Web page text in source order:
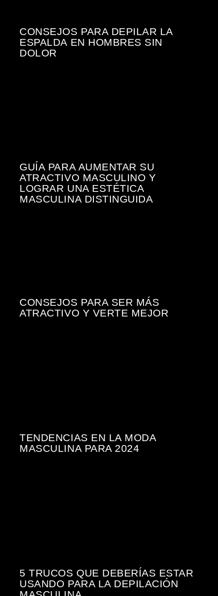
CONSEJOS PARA DEPILAR LA
ESPALDA EN HOMBRES SIN
DOLOR
GUÍA PARA AUMENTAR SU
ATRACTIVO MASCULINO Y
LOGRAR UNA ESTÉTICA
MASCULINA DISTINGUIDA
CONSEJOS PARA SER MÁS
ATRACTIVO Y VERTE MEJOR
TENDENCIAS EN LA MODA
MASCULINA PARA 2024
5 TRUCOS QUE DEBERÍAS ESTAR
USANDO PARA LA DEPILACIÓN